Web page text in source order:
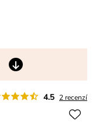
4.5 2 recenzí